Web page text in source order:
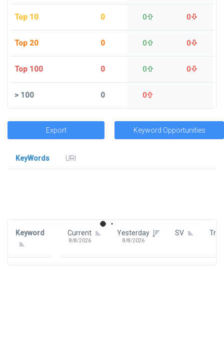
Top 10 0 0 0
Top 20 0 0 0
Top 100 0 0 0
>100 0 0
Export Keyword Opportunities
KeyWords
URl
Keyword Current
8/8/2026
Yesterday
8/8/2026
SV